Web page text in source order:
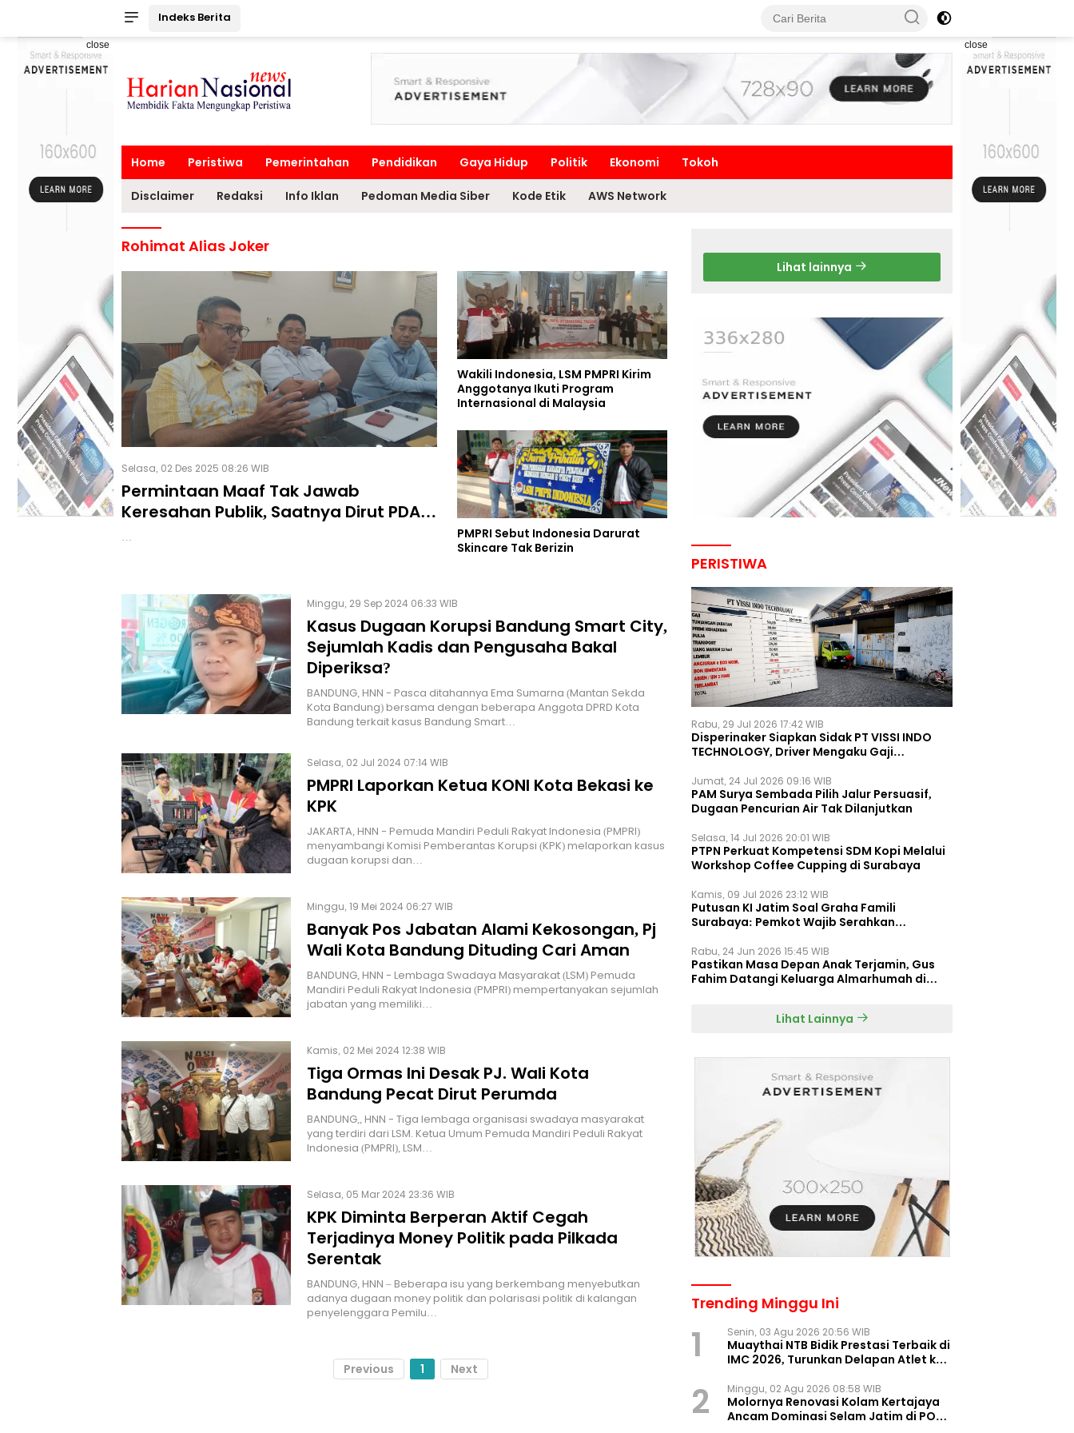
Indeks Berita
close close
Home Peristiwa Pemerintahan Pendidikan Gaya Hidup Politik Ekonomi Tokoh
Disclaimer Redaksi Info Iklan Pedoman Media Siber Kode Etik AWS Network
Rohimat Alias Joker
Selasa, 02 Des 2025 08:26 WIB
Permintaan Maaf Tak Jawab
Keresahan Publik, Saatnya Dirut PDAM
…
Wakili Indonesia, LSM PMPRI Kirim
Anggotanya Ikuti Program
Internasional di Malaysia
PMPRI Sebut Indonesia Darurat
Skincare Tak Berizin
Minggu, 29 Sep 2024 06:33 WIB
Kasus Dugaan Korupsi Bandung Smart City,
Sejumlah Kadis dan Pengusaha Bakal
Diperiksa?
BANDUNG, HNN - Pasca ditahannya Ema Sumarna (Mantan Sekda
Kota Bandung) bersama dengan beberapa Anggota DPRD Kota
Bandung terkait kasus Bandung Smart…
Selasa, 02 Jul 2024 07:14 WIB
PMPRI Laporkan Ketua KONI Kota Bekasi ke
KPK
JAKARTA, HNN - Pemuda Mandiri Peduli Rakyat Indonesia (PMPRI)
menyambangi Komisi Pemberantas Korupsi (KPK) melaporkan kasus
dugaan korupsi dan…
Minggu, 19 Mei 2024 06:27 WIB
Banyak Pos Jabatan Alami Kekosongan, Pj
Wali Kota Bandung Dituding Cari Aman
BANDUNG, HNN - Lembaga Swadaya Masyarakat (LSM) Pemuda
Mandiri Peduli Rakyat Indonesia (PMPRI) mempertanyakan sejumlah
jabatan yang memiliki…
Kamis, 02 Mei 2024 12:38 WIB
Tiga Ormas Ini Desak PJ. Wali Kota
Bandung Pecat Dirut Perumda
BANDUNG,, HNN - Tiga lembaga organisasi swadaya masyarakat
yang terdiri dari LSM. Ketua Umum Pemuda Mandiri Peduli Rakyat
Indonesia (PMPRI), LSM…
Selasa, 05 Mar 2024 23:36 WIB
KPK Diminta Berperan Aktif Cegah
Terjadinya Money Politik pada Pilkada
Serentak
BANDUNG, HNN – Beberapa isu yang berkembang menyebutkan
adanya dugaan money politik dan polarisasi politik di kalangan
penyelenggara Pemilu…
Previous 1 Next
Lihat lainnya
PERISTIWA
Rabu, 29 Jul 2026 17:42 WIB
Disperinaker Siapkan Sidak PT VISSI INDO
TECHNOLOGY, Driver Mengaku Gaji
Jumat, 24 Jul 2026 09:16 WIB
PAM Surya Sembada Pilih Jalur Persuasif,
Dugaan Pencurian Air Tak Dilanjutkan
Selasa, 14 Jul 2026 20:01 WIB
PTPN Perkuat Kompetensi SDM Kopi Melalui
Workshop Coffee Cupping di Surabaya
Kamis, 09 Jul 2026 23:12 WIB
Putusan KI Jatim Soal Graha Famili
Surabaya: Pemkot Wajib Serahkan
Rabu, 24 Jun 2026 15:45 WIB
Pastikan Masa Depan Anak Terjamin, Gus
Fahim Datangi Keluarga Almarhumah di
Lihat Lainnya
Trending Minggu Ini
1 Senin, 03 Agu 2026 20:56 WIB
Muaythai NTB Bidik Prestasi Terbaik di
IMC 2026, Turunkan Delapan Atlet ke
2 Minggu, 02 Agu 2026 08:58 WIB
Molornya Renovasi Kolam Kertajaya
Ancam Dominasi Selam Jatim di PON